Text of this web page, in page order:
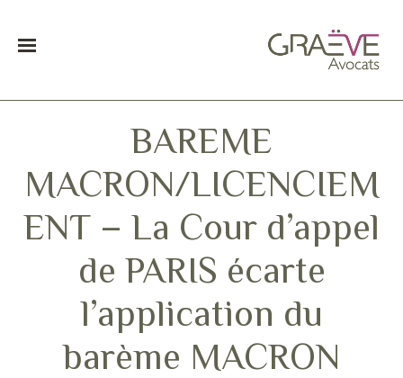
BAREME
MACRON/LICENCIEM
ENT – La Cour d’appel
de PARIS écarte
l’application du
barème MACRON